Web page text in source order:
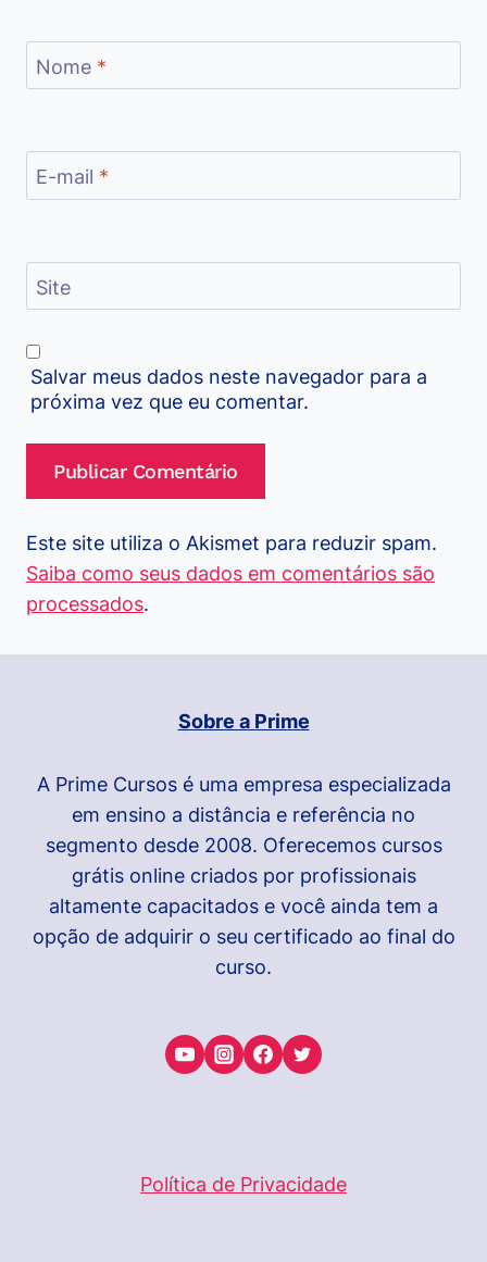
Nome *
E-mail *
Site
Salvar meus dados neste navegador para a
próxima vez que eu comentar.
Este site utiliza o Akismet para reduzir spam.
Saiba como seus dados em comentários são
processados.
Sobre a Prime
A Prime Cursos é uma empresa especializada
em ensino a distância e referência no
segmento desde 2008. Oferecemos cursos
grátis online criados por profissionais
altamente capacitados e você ainda tem a
opção de adquirir o seu certificado ao final do
curso.
Política de Privacidade